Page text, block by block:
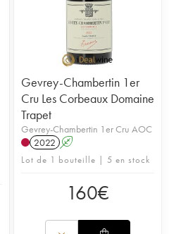
Gevrey-Chambertin 1er
Cru Les Corbeaux Domaine
Trapet
Gevrey-Chambertin 1er Cru AOC
2022 A
Lot de 1 bouteille | 5 en stock
160€